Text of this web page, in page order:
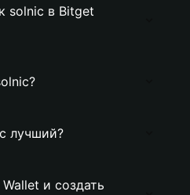
solnic в Bitget
лучший?
и создать